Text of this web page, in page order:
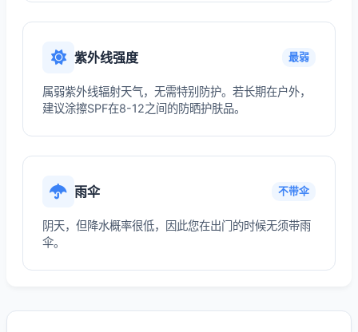
紫外线强度 最弱
属弱紫外线辐射天气，无需特别防护。若长期在户外，
建议涂擦SPF在8-12之间的防晒护肤品。
雨伞 不带伞
阴天，但降水概率很低，因此您在出门的时候无须带雨
伞。